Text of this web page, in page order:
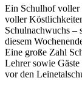
Ein Schulhof voller
voller
Schulnachwuchs –
diesem
Eine große Zahl
Lehrer sowie Gäste
vor den